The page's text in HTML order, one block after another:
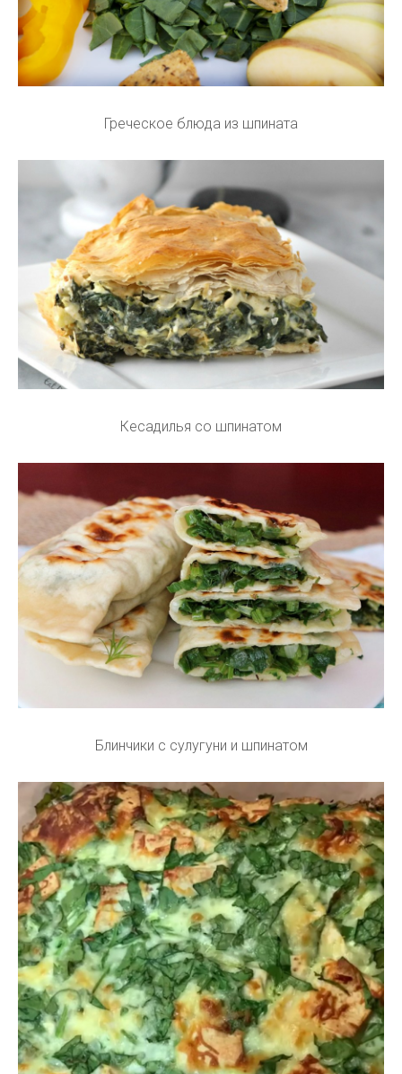
Греческое блюда из шпината
Кесадилья со шпинатом
Блинчики с сулугуни и шпинатом